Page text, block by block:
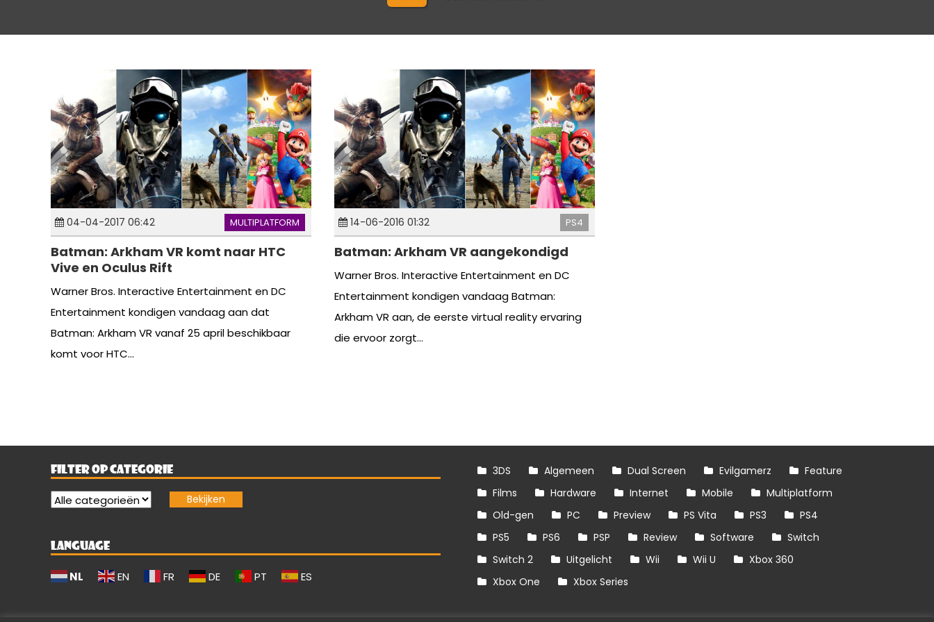
04-04-2017 06:42 MULTIPLATFORM
Batman: Arkham VR komt naar HTC
Vive en Oculus Rift
Warner Bros. Interactive Entertainment en DC
Entertainment kondigen vandaag aan dat
Batman: Arkham VR vanaf 25 april beschikbaar
komt voor HTC...
14-06-2016 01:32 PS4
Batman: Arkham VR aangekondigd
Warner Bros. Interactive Entertainment en DC
Entertainment kondigen vandaag Batman:
Arkham VR aan, de eerste virtual reality ervaring
die ervoor zorgt...
FILTER OP CATEGORIE
LANGUAGE
NL EN FR DE PT ES
3DS Algemeen Dual Screen Evilgamerz
Feature
Films
Hardware Internet Mobile
Multiplatform
Old-gen
PC Preview PS Vita PS3
PS4
PS5
PS6 PSP Review Software
Switch
Switch 2
Uitgelicht Wii Wii U
Xbox 360
Xbox One
Xbox Series